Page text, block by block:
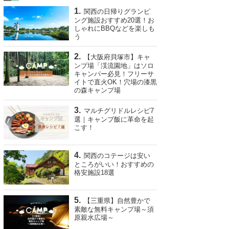
関西の日帰りグランピ
ング施設おすすめ20選！お
しゃれにBBQなどを楽しも
う
【大阪府貝塚市】キャ
ンプ場「渓流園地」はソロ
キャンパー必見！フリーサ
イトで直火OK！穴場の漆黒
の森キャンプ場
マルチグリドルレシピ7
選｜キャンプ飯に革命を起
こす！
関西のコテージは安い
ところがいい！おすすめの
格安施設18選
【三重県】自然豊かで
素敵な無料キャンプ場～須
原親水広場～